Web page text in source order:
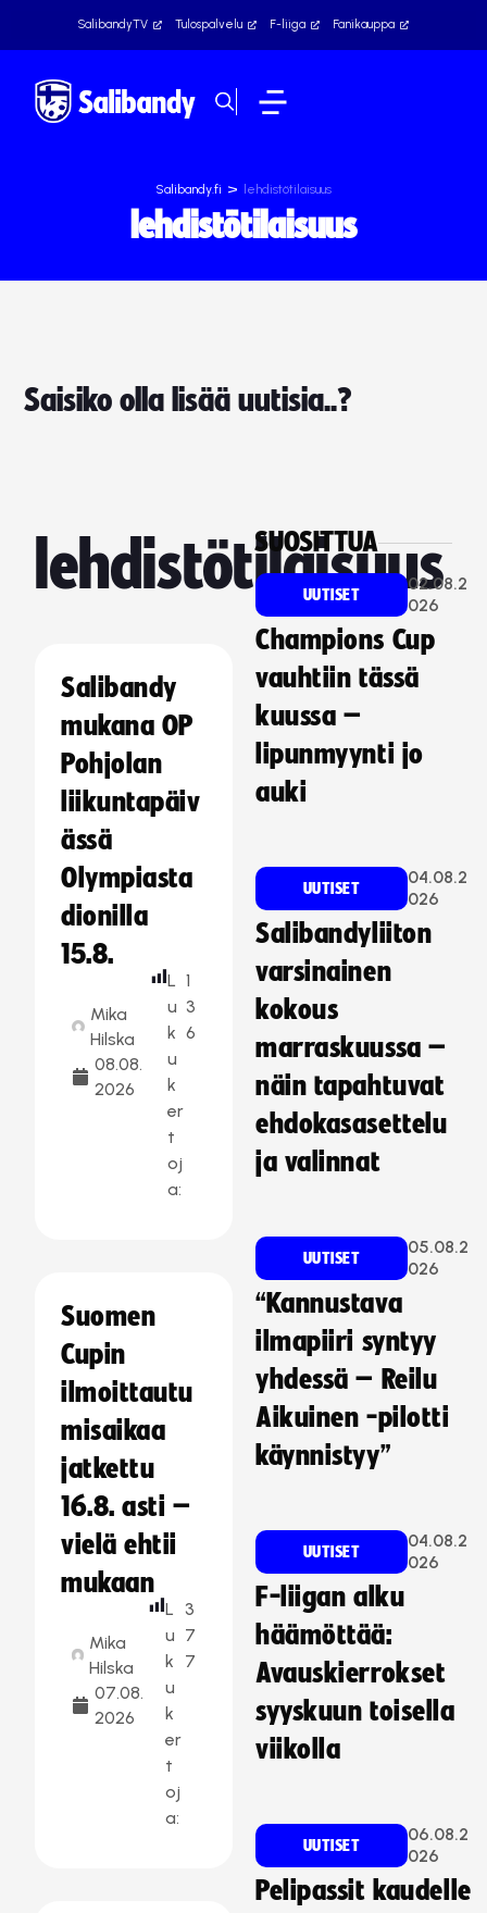
SalibandyTV Tulospalvelu F-liiga Fanikauppa
Salibandy.fi > lehdistötilaisuus
lehdistötilaisuus
Saisiko olla lisää uutisia..?
lehdistötilaisuus
Salibandy
mukana OP
Pohjolan
liikuntapäiv
ässä
Olympiasta
dionilla
15.8.
Mika
Hilska
08.08.
2026
L
u
k
u
k
er
t
oj
a:
1
3
6
Suomen
Cupin
ilmoittautu
misaikaa
jatkettu
16.8. asti –
vielä ehtii
mukaan
Mika
Hilska
07.08.
2026
L
u
k
u
k
er
t
oj
a:
3
7
7
SUOSITTUA
UUTISET
02.08.2
026
Champions Cup
vauhtiin tässä
kuussa –
lipunmyynti jo
auki
UUTISET
04.08.2
026
Salibandyliiton
varsinainen
kokous
marraskuussa –
näin tapahtuvat
ehdokasasettelu
ja valinnat
UUTISET
05.08.2
026
“Kannustava
ilmapiiri syntyy
yhdessä – Reilu
Aikuinen -pilotti
käynnistyy”
UUTISET
04.08.2
026
F-liigan alku
häämöttää:
Avauskierrokset
syyskuun toisella
viikolla
UUTISET
06.08.2
026
Pelipassit kaudelle